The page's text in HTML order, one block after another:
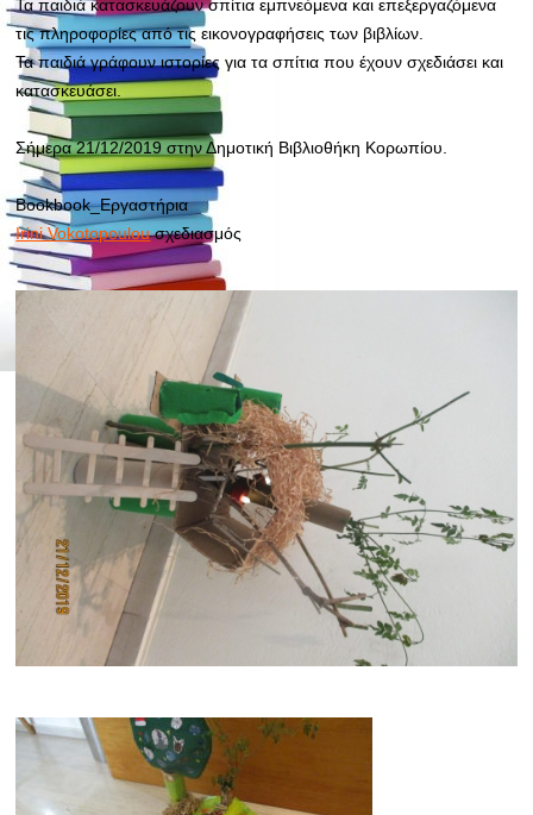
Τα παιδιά κατασκευάζουν σπίτια εμπνεόμενα καιεπεξεργαζόμενα
τις πληροφορίες από τις εικονογραφήσεις των βιβλίων.
Τα παιδιά γράφουν ιστορίες για τα σπίτια που έχουν σχεδιάσει και
κατασκευάσει.
Σήμερα 21/12/2019 στην Δημοτική Βιβλιοθήκη Κορωπίου.
Bookbook_Εργαστήρια
Irini Vokotopoulouσχεδιασμός